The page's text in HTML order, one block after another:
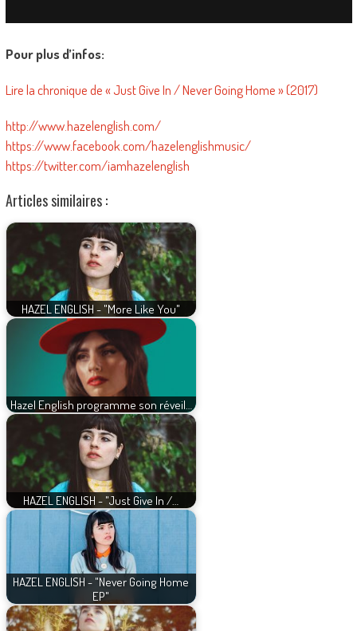
Pour plus d’infos:
Lire la chronique de « Just Give In / Never Going Home » (2017)
http://www.hazelenglish.com/
https://www.facebook.com/hazelenglishmusic/
https://twitter.com/iamhazelenglish
Articles similaires :
HAZEL ENGLISH - "More Like You"
Hazel English programme son réveil…
HAZEL ENGLISH - "Just Give In /…
HAZEL ENGLISH - "Never Going Home
EP"